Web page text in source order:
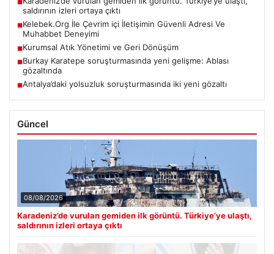
■
saldırının izleri ortaya çıktı
■Kelebek.Org İle Çevrim içi İletişimin Güvenli Adresi Ve
Muhabbet Deneyimi
■Kurumsal Atık Yönetimi ve Geri Dönüşüm
■Burkay Karatepe soruşturmasında yeni gelişme: Ablası
gözaltında
■Antalya’daki yolsuzluk soruşturmasında iki yeni gözaltı
Güncel
08/08/2026
Karadeniz’de vurulan gemiden ilk görüntü. Türkiye’ye ulaştı,
saldırının izleri ortaya çıktı